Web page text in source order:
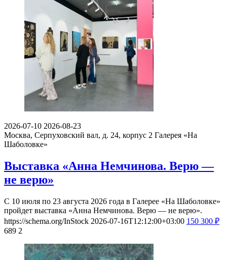
2026-07-10 2026-08-23
Москва, Серпуховский вал, д. 24, корпус 2 Галерея «На
Шаболовке»
Выставка «Анна Немчинова. Верю —
не верю»
С 10 июля по 23 августа 2026 года в Галерее «На Шаболовке»
пройдет выставка «Анна Немчинова. Верю — не верю».
https://schema.org/InStock 2026-07-16T12:12:00+03:00 150 300 ₽
689 2